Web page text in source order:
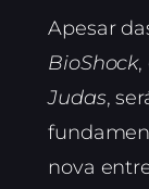
Apesar
BioShock,
Judas,
nova